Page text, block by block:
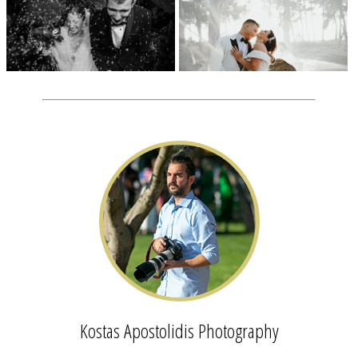
Kostas Apostolidis Photography